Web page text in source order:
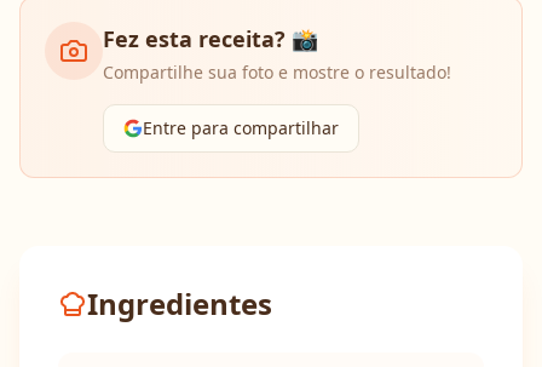
Fez esta receita? 📸
Compartilhe sua foto e mostre o resultado!
Entre para compartilhar
Ingredientes